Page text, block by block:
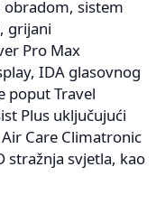
sistem
grijani
Pro Max
IDA glasovnog
poput Travel
Plus uključujući
Care Climatronic
stražnja svjetla, kao